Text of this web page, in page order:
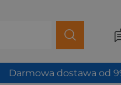
Darmowa dostawa od